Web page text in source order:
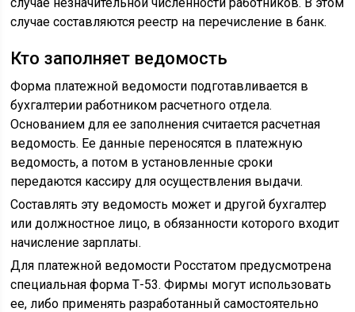
случае составляются реестр на перечисление в банк.
Кто заполняет ведомость
Форма платежной ведомости подготавливается в
бухгалтерии работником расчетного отдела.
Основанием для ее заполнения считается расчетная
ведомость. Ее данные переносятся в платежную
ведомость, а потом в установленные сроки
передаются кассиру для осуществления выдачи.
Составлять эту ведомость может и другой бухгалтер
или должностное лицо, в обязанности которого входит
начисление зарплаты.
Для платежной ведомости Росстатом предусмотрена
специальная форма Т-53. Фирмы могут использовать
ее, либо применять разработанный самостоятельно